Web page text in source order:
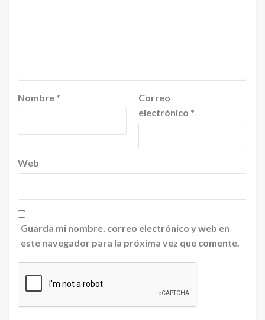
Nombre *
Correo
electrónico *
Web
Guarda mi nombre, correo electrónico y web en
este navegador para la próxima vez que comente.